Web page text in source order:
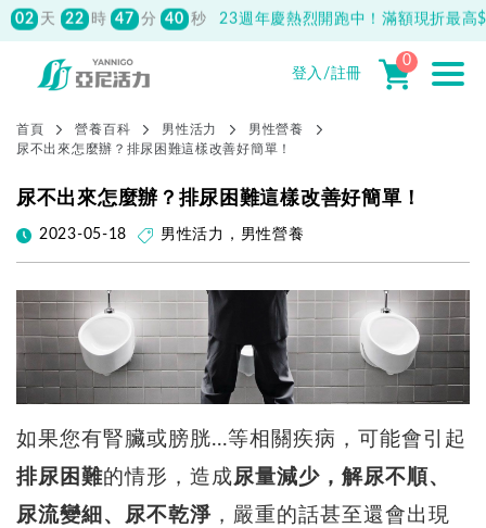
先付款滿800元免運！註冊會員最高獲 150元抵用券
登入/註冊
0
首頁 營養百科 男性活力
男性營養
尿不出來怎麼辦？排尿困難這樣改善好簡單！
尿不出來怎麼辦？排尿困難這樣改善好簡單！
2023-05-18 男性活力 ， 男性營養
如果您有腎臟或膀胱...等相關疾病，可能會引起
排尿困難的情形，造成尿量減少，解尿不順、
尿流變細、尿不乾淨 ，嚴重的話甚至還會出現